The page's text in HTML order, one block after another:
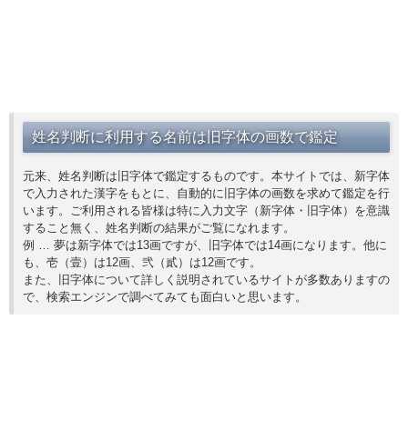
姓名判断に利用する名前は旧字体の画数で鑑定
元来、姓名判断は旧字体で鑑定するものです。本サイトでは、新字体
で入力された漢字をもとに、自動的に旧字体の画数を求めて鑑定を行
います。ご利用される皆様は特に入力文字（新字体・旧字体）を意識
すること無く、姓名判断の結果がご覧になれます。
例 … 夢は新字体では13画ですが、旧字体では14画になります。他に
も、壱（壹）は12画、弐（貳）は12画です。
また、旧字体について詳しく説明されているサイトが多数ありますの
で、検索エンジンで調べてみても面白いと思います。